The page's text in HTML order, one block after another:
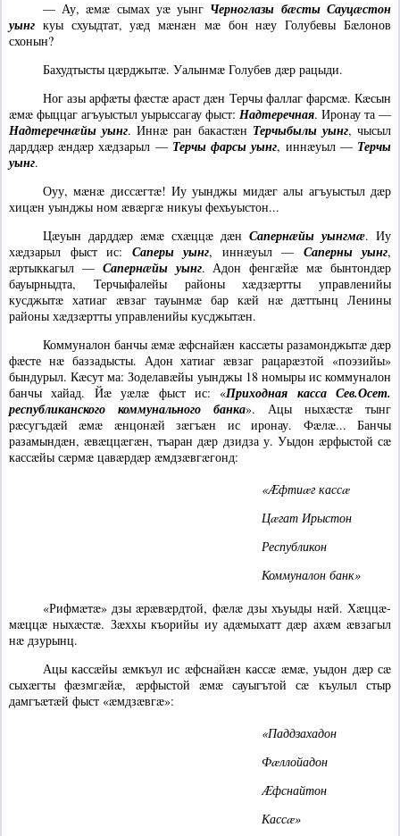
—Ау, æмæ сымах уæ уынг Черноглазы бæсты Сауцæстон
уынг куы схуыдтат, уæд мæнæн мæ бон нæу Голубевы Бæлонов
схонын?
Бахудтысты цæрджытæ. Уалынмæ Голубев дæр рацыди.
Ног азы арфæты фæстæ араст дæн Терчы фаллаг фарсмæ. Кæсын
æмæ фыццаг агъуыстыл уырыссагау фыст: Надтеречная. Иронау та —
Надтеречнæйы уынг. Иннæ ран бакастæн Терчыбылы уынг, чысыл
дарддæр æндæр хæдзарыл — Терчы фарсы уынг, иннæуыл — Терчы
уынг.
Оуу, мæнæ диссæгтæ! Иу уынджы мидæг алы агъуыстыл дæр
хицæн уынджы ном æвæргæ никуы фехъуыстон...
Цæуын дарддæр æмæ схæццæ дæн Сапернæйы уынгмæ. Иу
хæдзарыл фыст ис: Саперы уынг, иннæуыл — Саперны уынг,
æртыккагыл — Сапернæйы уынг. Адон фенгæйæ мæ бынтондæр
бауырныдта, Терчыфалейы районы хæдзæртты управленийы
кусджытæ хатиаг æвзаг тауынмæ бар кæй нæ дæттынц Ленины
районы хæдзæртты управленийы кусджытæн.
Коммуналон банчы æмæ æфснайæн кассæты разамонджытæ дæр
фæсте нæ баззадысты. Адон хатиаг æвзаг рацарæзтой «поэзийы»
бындурыл. Кæсут ма: Зоделавæйы уынджы 18 номыры ис коммуналон
банчы хайад. Йæ уæлæ фыст ис: «Приходная касса Сев.Осет.
республиканского коммунального банка». Ацы ныхæстæ тынг
рæсугъдæй æмæ æнцонæй зæгъæн ис иронау. Фæлæ... Банчы
разамындæн, æвæццæгæн, тъаран дæр дзидза у. Уыдон æрфыстой сæ
кассæйы сæрмæ цавæрдæр æмдзæвгæгонд:
«Æфтиæг кассæ
Цæгат Ирыстон
Республикон
Коммуналон банк»
«Рифмæтæ» дзы æрæвæрдтой, фæлæ дзы хъуыды нæй. Хæццæ-
мæццæ ныхæстæ. Зæххы къорийы иу адæмыхатт дæр ахæм æвзагыл
нæ дзурынц.
Ацы кассæйы æмкъул ис æфснайæн кассæ æмæ, уыдон дæр сæ
сыхæгты фæзмгæйæ, æрфыстой æмæ сауыгътой сæ къулыл стыр
дамгъæтæй фыст «æмдзæвгæ»:
«Паддзахадон
Фæллойадон
Æфснайтон
Кассæ»